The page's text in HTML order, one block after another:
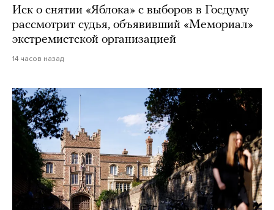
Иск о снятии «Яблока» с выборов в Госдуму
рассмотрит судья, объявивший «Мемориал»
экстремистской организацией
14 часов назад